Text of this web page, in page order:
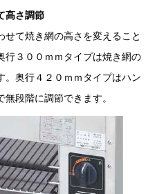
高さ調節
て焼き網の高さを変えること
行３００ｍｍタイプは焼き網の
。奥行４２０ｍｍタイプはハン
無段階に調節できます。